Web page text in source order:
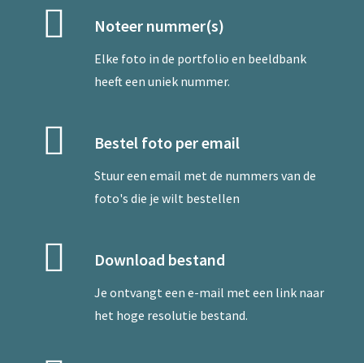
Noteer nummer(s)
Elke foto in de portfolio en beeldbank
heeft een uniek nummer.
Bestel foto per email
Stuur een email met de nummers van de
foto's die je wilt bestellen
Download bestand
Je ontvangt een e-mail met een link naar
het hoge resolutie bestand.